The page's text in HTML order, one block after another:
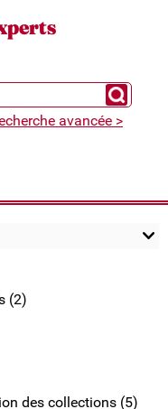
Chercher
avancée >
(2)
des collections (5)